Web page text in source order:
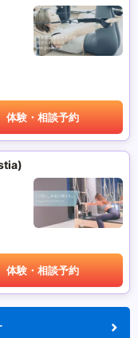
体験・相談予約
体験・相談予約